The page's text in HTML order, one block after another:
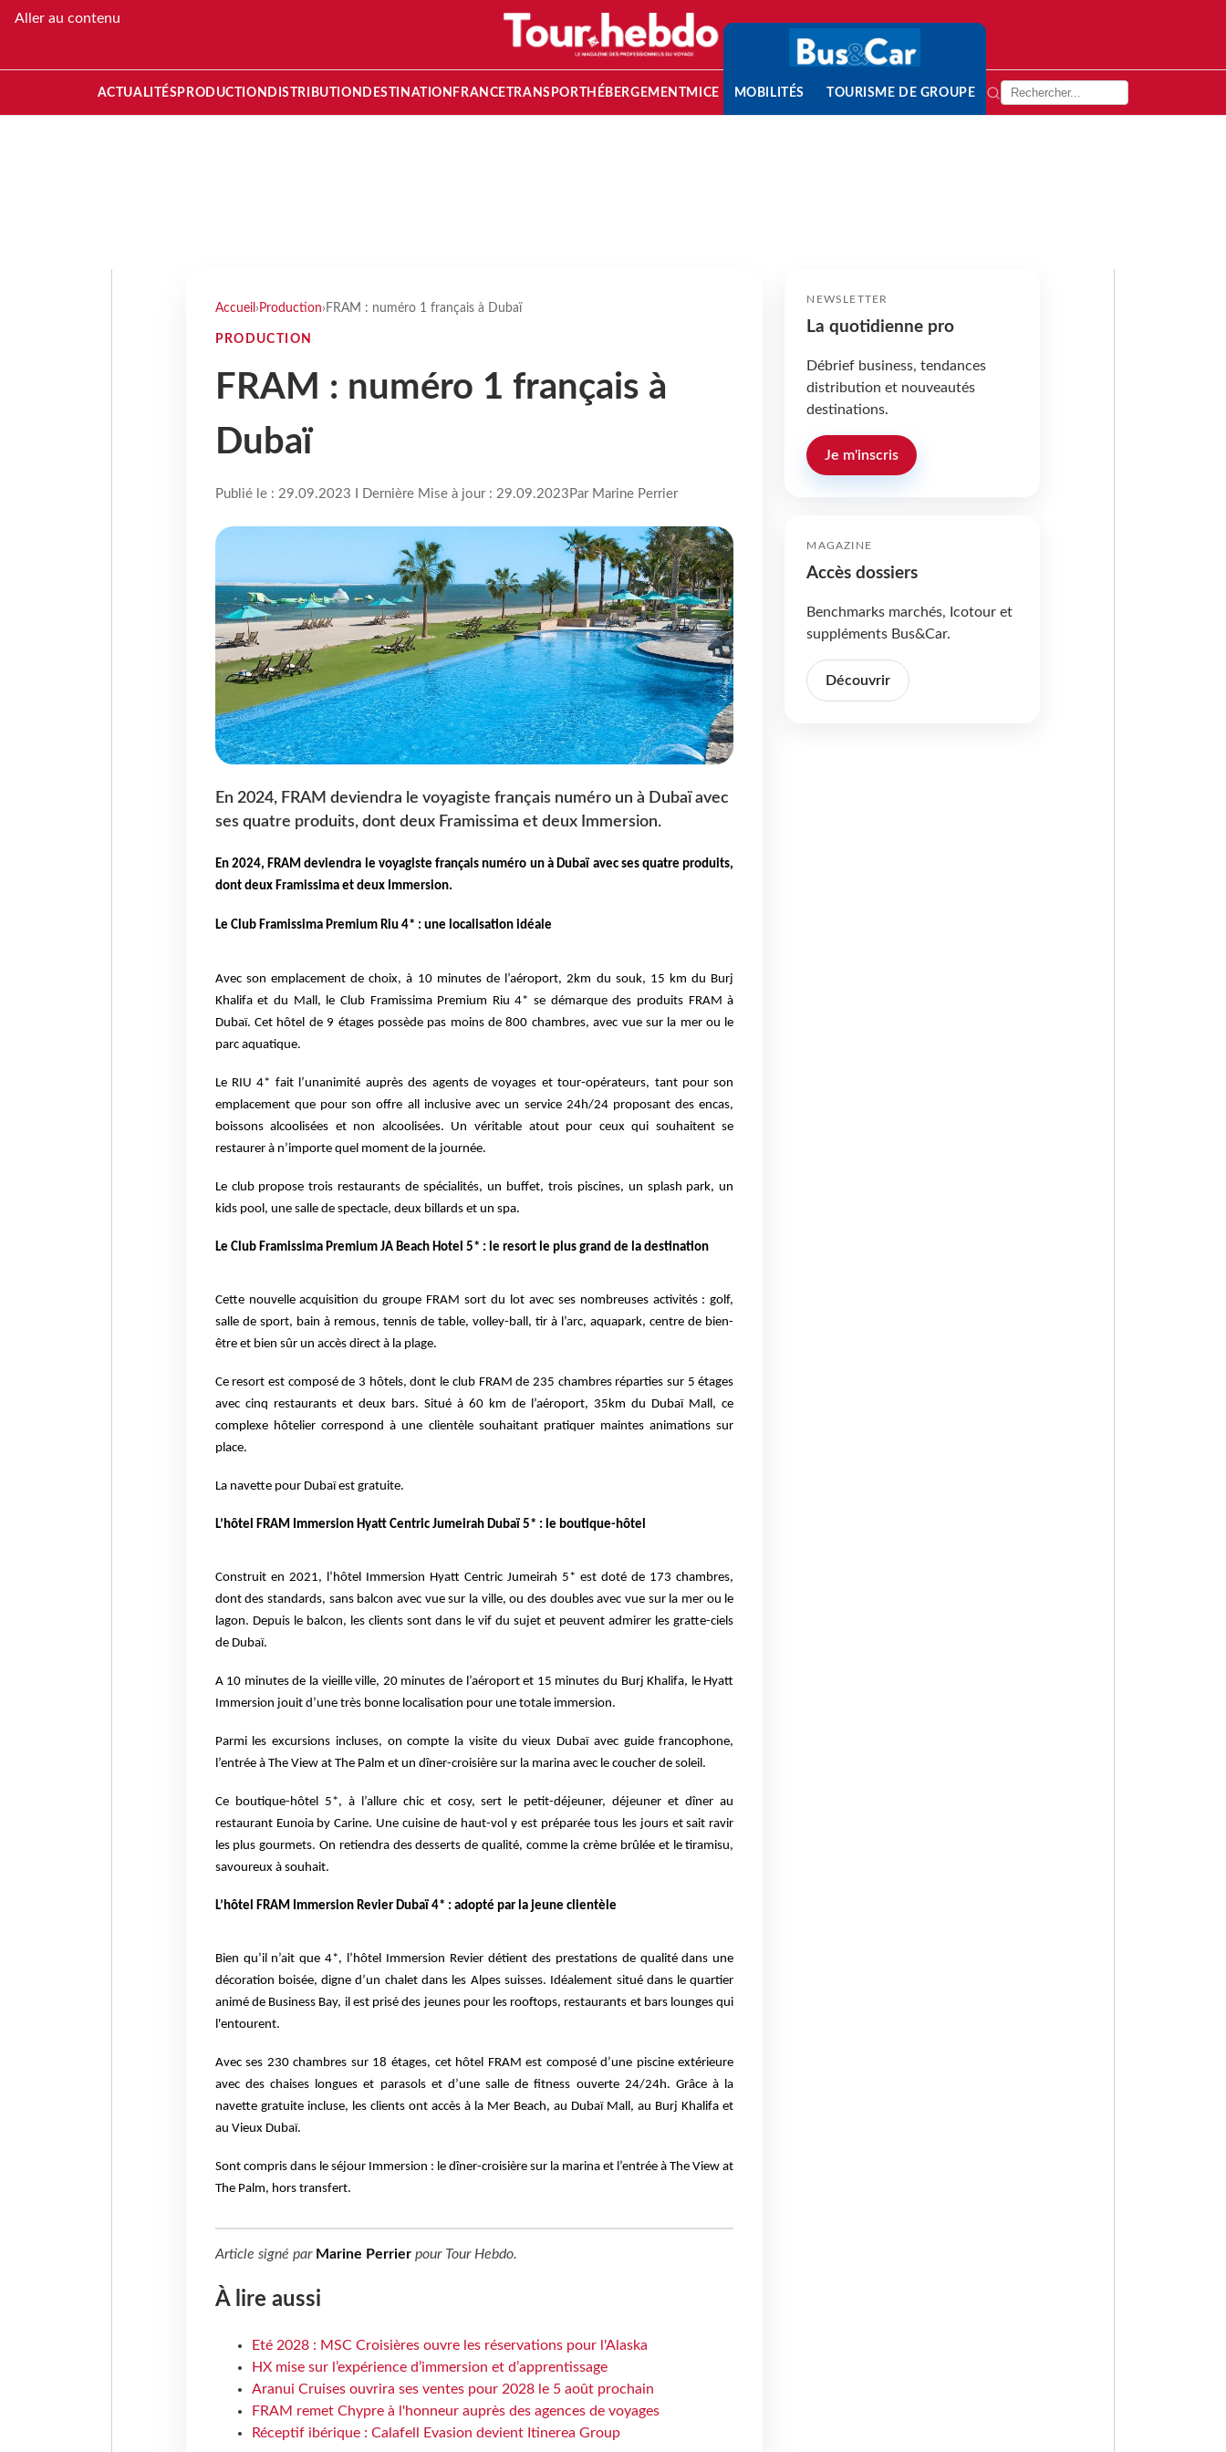
Aller au contenu
ACTUALITÉS PRODUCTION DISTRIBUTION DESTINATION FRANCETRANSPORT HÉBERGEMENTMICE MOBILITÉS TOURISME DE GROUPE
Accueil › Production› FRAM : numéro 1 français à Dubaï
PRODUCTION
FRAM : numéro 1 français à
Dubaï
Publié le : 29.09.2023 I Dernière Mise à jour : 29.09.2023 Par Marine Perrier
En 2024, FRAM deviendra le voyagiste français numéro un à Dubaï avec
ses quatre produits, dont deux Framissima et deux Immersion.
En 2024, FRAM deviendra le voyagiste français numéro un à Dubaï avec ses quatre produits,
dont deux Framissima et deux Immersion.
Le Club Framissima Premium Riu 4* : une localisation idéale
Avec son emplacement de choix, à 10 minutes de l’aéroport, 2km du souk, 15 km du Burj
Khalifa et du Mall, le Club Framissima Premium Riu 4* se démarque des produits FRAM à
Dubaï. Cet hôtel de 9 étages possède pas moins de 800 chambres, avec vue sur la mer ou le
parc aquatique.
Le RIU 4* fait l’unanimité auprès des agents de voyages et tour-opérateurs, tant pour son
emplacement que pour son offre all inclusive avec un service 24h/24 proposant des encas,
boissons alcoolisées et non alcoolisées. Un véritable atout pour ceux qui souhaitent se
restaurer à n’importe quel moment de la journée.
Le club propose trois restaurants de spécialités, un buffet, trois piscines, un splash park, un
kids pool, une salle de spectacle, deux billards et un spa.
Le Club Framissima Premium JA Beach Hotel 5* : le resort le plus grand de la destination
Cette nouvelle acquisition du groupe FRAM sort du lot avec ses nombreuses activités : golf,
salle de sport, bain à remous, tennis de table, volley-ball, tir à l’arc, aquapark, centre de bien-
être et bien sûr un accès direct à la plage.
Ce resort est composé de 3 hôtels, dont le club FRAM de 235 chambres réparties sur 5 étages
avec cinq restaurants et deux bars. Situé à 60 km de l’aéroport, 35km du Dubaï Mall, ce
complexe hôtelier correspond à une clientèle souhaitant pratiquer maintes animations sur
place.
La navette pour Dubaï est gratuite.
L’hôtel FRAM Immersion Hyatt Centric Jumeirah Dubaï 5* : le boutique-hôtel
Construit en 2021, l’hôtel Immersion Hyatt Centric Jumeirah 5* est doté de 173 chambres,
dont des standards, sans balcon avec vue sur la ville, ou des doubles avec vue sur la mer ou le
lagon. Depuis le balcon, les clients sont dans le vif du sujet et peuvent admirer les gratte-ciels
de Dubaï.
A 10 minutes de la vieille ville, 20 minutes de l’aéroport et 15 minutes du Burj Khalifa, le Hyatt
Immersion jouit d’une très bonne localisation pour une totale immersion.
Parmi les excursions incluses, on compte la visite du vieux Dubaï avec guide francophone,
l’entrée à The View at The Palm et un dîner-croisière sur la marina avec le coucher de soleil.
Ce boutique-hôtel 5*, à l’allure chic et cosy, sert le petit-déjeuner, déjeuner et dîner au
restaurant Eunoia by Carine. Une cuisine de haut-vol y est préparée tous les jours et sait ravir
les plus gourmets. On retiendra des desserts de qualité, comme la crème brûlée et le tiramisu,
savoureux à souhait.
L’hôtel FRAM Immersion Revier Dubaï 4* : adopté par la jeune clientèle
Bien qu’il n’ait que 4*, l’hôtel Immersion Revier détient des prestations de qualité dans une
décoration boisée, digne d’un chalet dans les Alpes suisses. Idéalement situé dans le quartier
animé de Business Bay, il est prisé des jeunes pour les rooftops, restaurants et bars lounges qui
l'entourent.
Avec ses 230 chambres sur 18 étages, cet hôtel FRAM est composé d’une piscine extérieure
avec des chaises longues et parasols et d’une salle de fitness ouverte 24/24h. Grâce à la
navette gratuite incluse, les clients ont accès à la Mer Beach, au Dubaï Mall, au Burj Khalifa et
au Vieux Dubaï.
Sont compris dans le séjour Immersion : le dîner-croisière sur la marina et l’entrée à The View at
The Palm, hors transfert.
Article signé par Marine Perrierpour Tour Hebdo.
À lire aussi
Eté 2028 : MSC Croisières ouvre les réservations pour l'Alaska
HX mise sur l’expérience d’immersion et d’apprentissage
Aranui Cruises ouvrira ses ventes pour 2028 le 5 août prochain
FRAM remet Chypre à l'honneur auprès des agences de voyages
Réceptif ibérique : Calafell Evasion devient Itinerea Group
NEWSLETTER
La quotidienne pro
Débrief business, tendances
distribution et nouveautés
destinations.
Je m'inscris
MAGAZINE
Accès dossiers
Benchmarks marchés, Icotour et
suppléments Bus&Car.
Découvrir